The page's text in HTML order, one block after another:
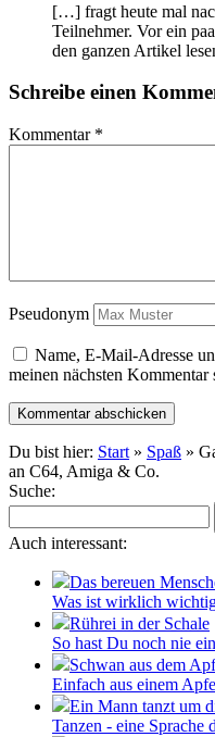
[…] fragt heute mal
Teilnehmer. Vor ein
den ganzen Artikel
Schreibe einen
Kommentar *
Pseudonym
Name, E-Mail-Adresse
meinen nächsten Kommentar
Du bist hier: Start » Spaß »
an C64, Amiga & Co.
Suche:
Auch interessant:
Das bereuen
Was ist wirklich
Rührei in der Schale
So hast Du noch nie
Schwan aus dem
Einfach aus einem
Ein Mann tanzt um
Tanzen - eine Sprache